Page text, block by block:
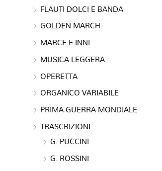
FLAUTI DOLCI E BANDA
GOLDEN MARCH
MARCE E INNI
MUSICA LEGGERA
OPERETTA
ORGANICO VARIABILE
PRIMA GUERRA MONDIALE
TRASCRIZIONI
G. PUCCINI
G. ROSSINI